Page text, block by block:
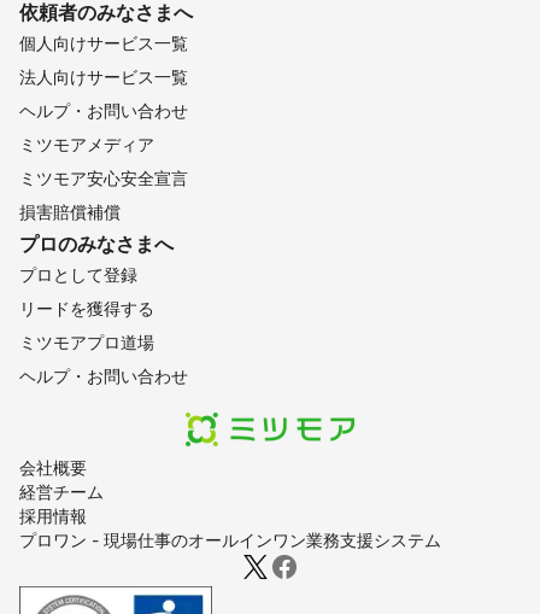
会社概要
経営チーム
採用情報
プロワン - 現場仕事のオールインワン業務支援システム
依頼者のみなさまへ
個人向けサービス一覧
法人向けサービス一覧
ヘルプ・お問い合わせ
ミツモアメディア
ミツモア安心安全宣言
損害賠償補償
プロのみなさまへ
プロとして登録
リードを獲得する
ミツモアプロ道場
ヘルプ・お問い合わせ